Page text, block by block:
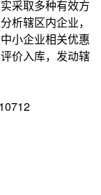
采取多种有效方
析辖区内企业，
小企业相关优惠
价入库，发动辖